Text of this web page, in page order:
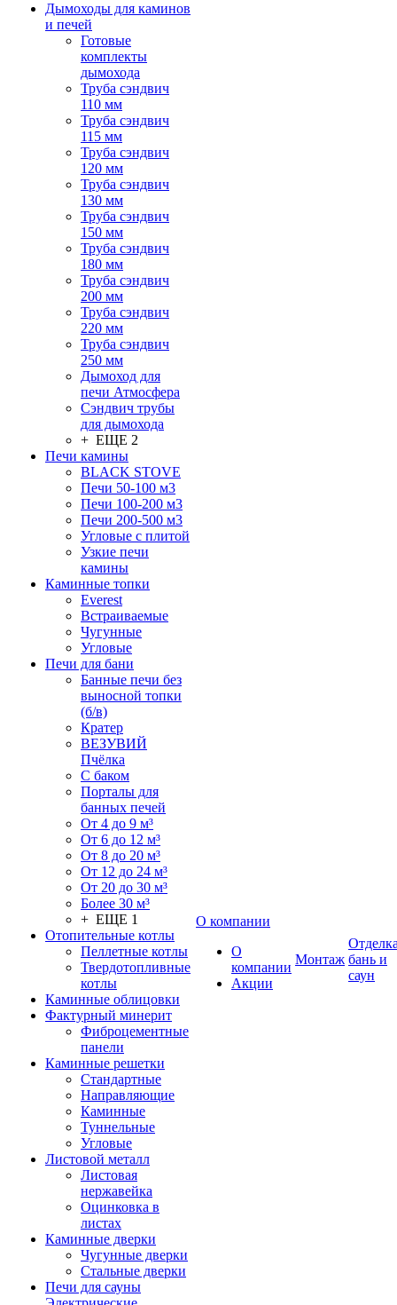
Дымоходы для каминов
и печей
Готовые
комплекты
дымохода
Труба сэндвич
110 мм
Труба сэндвич
115 мм
Труба сэндвич
120 мм
Труба сэндвич
130 мм
Труба сэндвич
150 мм
Труба сэндвич
180 мм
Труба сэндвич
200 мм
Труба сэндвич
220 мм
Труба сэндвич
250 мм
Дымоход для
печи Атмосфера
Сэндвич трубы
для дымохода
+ ЕЩЕ 2
Печи камины
BLACK STOVE
Печи 50-100 м3
Печи 100-200 м3
Печи 200-500 м3
Угловые с плитой
Узкие печи
камины
Каминные топки
Everest
Встраиваемые
Чугунные
Угловые
Печи для бани
Банные печи без
выносной топки
(б/в)
Кратер
ВЕЗУВИЙ
Пчёлка
С баком
Порталы для
банных печей
От 4 до 9 м³
От 6 до 12 м³
От 8 до 20 м³
От 12 до 24 м³
От 20 до 30 м³
Более 30 м³
+ ЕЩЕ 1
Отопительные котлы
Пеллетные котлы
Твердотопливные
котлы
Каминные облицовки
Фактурный минерит
Фиброцементные
панели
Каминные решетки
Стандартные
Направляющие
Каминные
Туннельные
Угловые
Листовой металл
Листовая
нержавейка
Оцинковка в
листах
Каминные дверки
Чугунные дверки
Стальные дверки
Печи для сауны
О компании
О
компании
Акции
Монтаж бань и
саун